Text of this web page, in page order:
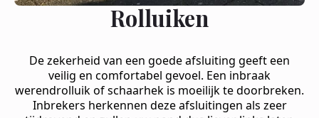
Rolluiken
De zekerheid van een goede afsluiting geeft een
veilig en comfortabel gevoel. Een inbraak
werendrolluik of schaarhek is moeilijk te doorbreken.
Inbrekers herkennen deze afsluitingen als zeer